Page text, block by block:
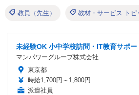
教員（先生） 教材・サービス トピ
未経験OK 小中学校訪問・IT教育サポー
マンパワーグループ株式会社
東京都
時給1,700円～1,800円
派遣社員